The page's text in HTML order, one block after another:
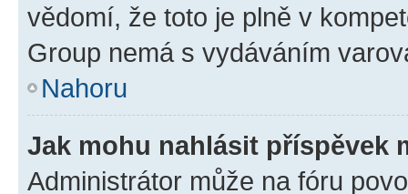
vědomí, že toto je plně v
Group nemá s vydáváním
Nahoru
Jak mohu nahlásit příspěvek
Administrátor může na fóru